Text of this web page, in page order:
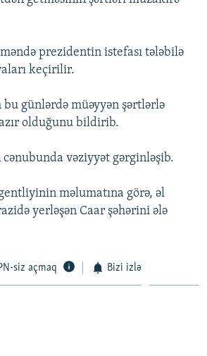
KITABXANASI
STANDARTLARIMIZ
ISTIFADƏ
TELEFONUNUZDA
prezidentin istefası tələbilə
keçirilir.
günlərdə müəyyən şərtlərlə
olduğunu bildirib.
vəziyyət gərginləşib.
məlumatına görə, əl
yerləşən Caar şəhərini ələ
siz açmaq Bizi izlə